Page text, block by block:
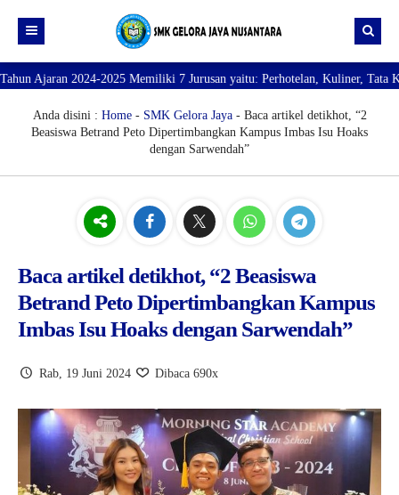
Beranda
Profil
PROFILE SEKOLAH
VISI dan MISI
DATA SISWA
DATA GURU
JURUSAN
2024-2025 Memiliki 7 Jurusan yaitu: Perhotelan, Kuliner, Tata
Anda disini : Home- SMK Gelora Jaya- Baca artikel detikhot, “2
Beasiswa Betrand Peto Dipertimbangkan Kampus Imbas Isu Hoaks
dengan Sarwendah”
Baca artikel detikhot, “2 Beasiswa
Betrand Peto Dipertimbangkan Kampus
Imbas Isu Hoaks dengan Sarwendah”
Rab, 19 Juni 2024 Dibaca 690x